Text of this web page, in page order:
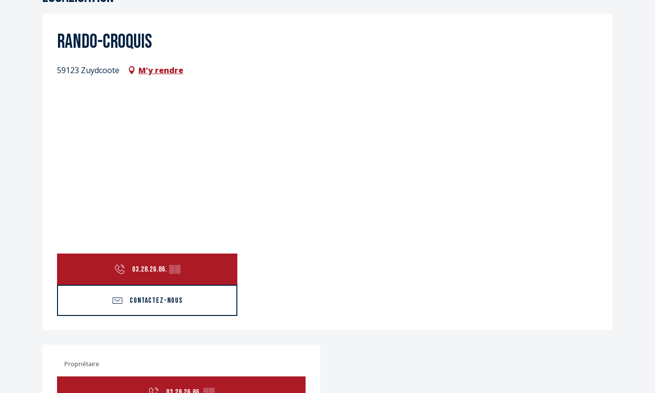
Rando-croquis
59123 Zuydcoote M'y rendre
03.28.26.86. ▒▒
CONTACTEZ-NOUS
Propriétaire